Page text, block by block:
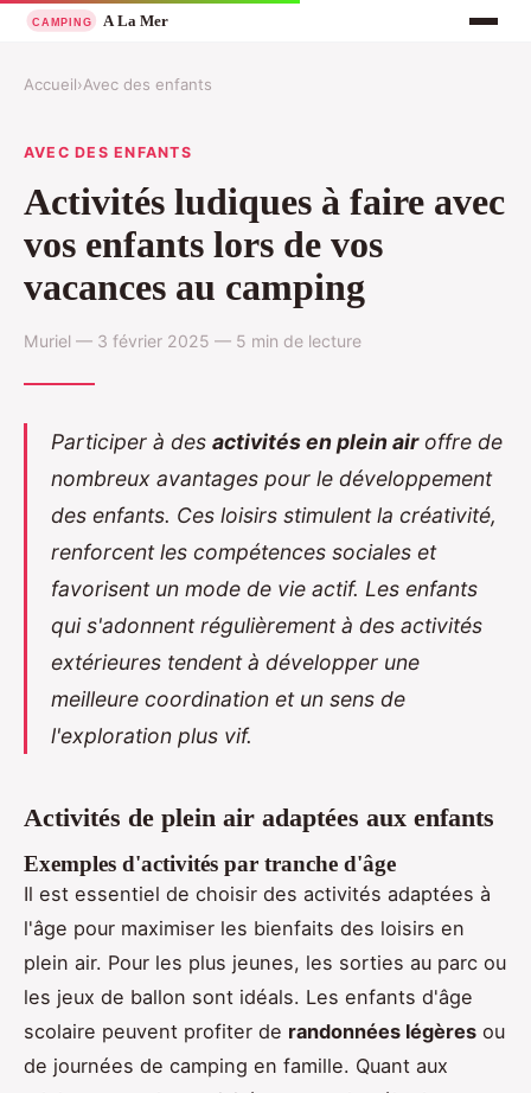
Accueil›Avec des enfants
AVEC DES ENFANTS
Activités ludiques à faire avec
vos enfants lors de vos
vacances au camping
Muriel — 3 février 2025 — 5 min de lecture
Participer à des activités en plein airoffre de
nombreux avantages pour le développement
des enfants. Ces loisirs stimulent la créativité,
renforcent les compétences sociales et
favorisent un mode de vie actif. Les enfants
qui s'adonnent régulièrement à des activités
extérieures tendent à développer une
meilleure coordination et un sens de
l'exploration plus vif.
Activités de plein air adaptées aux enfants
Exemples d'activités par tranche d'âge
Il est essentiel de choisir des activités adaptées à
l'âge pour maximiser les bienfaits des loisirs en
plein air. Pour les plus jeunes, les sorties au parc ou
les jeux de ballon sont idéals. Les enfants d'âge
scolaire peuvent profiter de randonnées légères ou
de journées de camping en famille. Quant aux